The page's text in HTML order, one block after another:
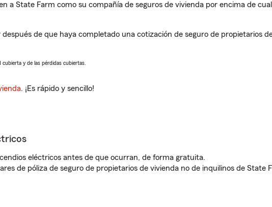
a State Farm como su compañía de seguros de vivienda por encima de
de que haya completado una cotización de seguro de propietarios
y de las pérdidas cubiertas.
. ¡Es rápido y sencillo!
eléctricos antes de que ocurran, de forma gratuita.
de póliza de seguro de propietarios de vivienda no de inquilinos de State